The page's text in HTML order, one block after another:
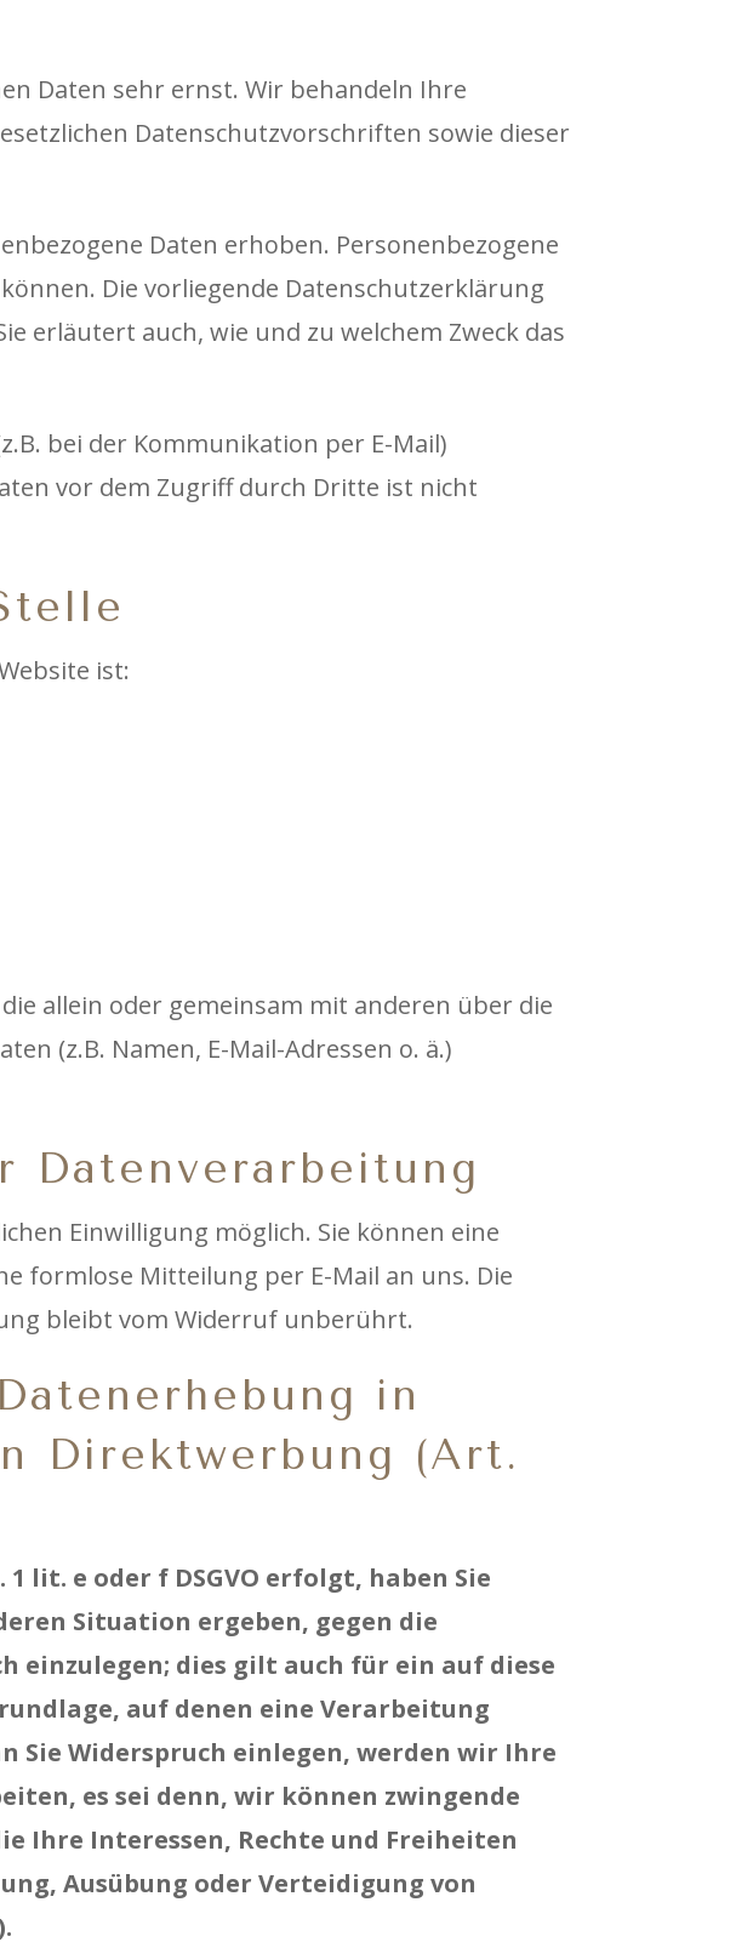
Daten sehr ernst. Wir behandeln Ihre
Datenschutzvorschriften sowie dieser
Daten erhoben. Personenbezogene
Die vorliegende Datenschutzerklärung
erläutert auch, wie und zu welchem Zweck das
bei der Kommunikation per E-Mail)
vor dem Zugriff durch Dritte ist nicht
ist:
allein oder gemeinsam mit anderen über die
(z.B. Namen, E-Mail-Adressen o. ä.)
Datenverarbeitung
Einwilligung möglich. Sie können eine
formlose Mitteilung per E-Mail an uns. Die
bleibt vom Widerruf unberührt.
in
Direktwerbung (Art.
lit. e oder f DSGVO erfolgt, haben Sie
Situation ergeben, gegen die
einzulegen; dies gilt auch für ein auf diese
auf denen eine Verarbeitung
Sie Widerspruch einlegen, werden wir Ihre
es sei denn, wir können zwingende
Ihre Interessen, Rechte und Freiheiten
Ausübung oder Verteidigung von